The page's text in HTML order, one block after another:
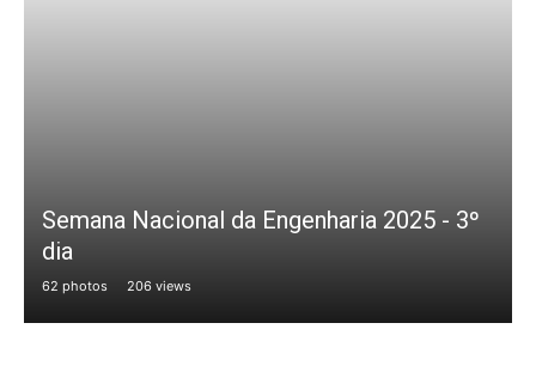
Semana Nacional da Engenharia 2025 - 3º
dia
62 photos 206 views